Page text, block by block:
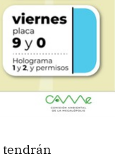
tendrán